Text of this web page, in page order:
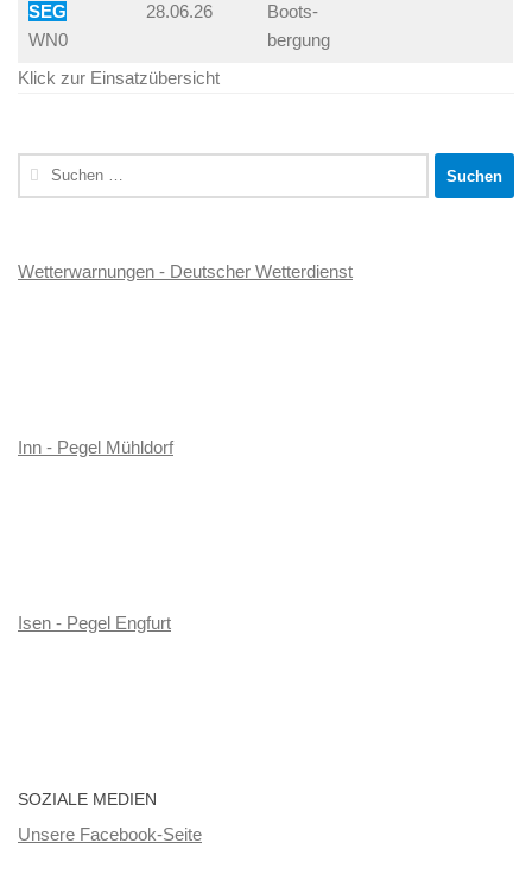
SEG
WN0
28.06.26
Boots-
bergung
Klick zur Einsatzübersicht
Suchen
nach:
Wetterwarnungen - Deutscher Wetterdienst
Inn - Pegel Mühldorf
Isen - Pegel Engfurt
SOZIALE MEDIEN
Unsere Facebook-Seite